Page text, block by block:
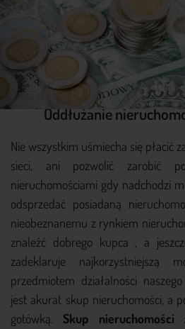
Oddłużanie
Nie wszystkim uśmiecha się płacić
sieci, ani pozwolić zarobić
nieruchomościami gdy nadchodzi
odsprzedać posiadaną
nieobeznanemu z rynkiem
znaleźć dobrego kupca , a
zadeklaruje najkorzystniejszą
przedmiotem działalności
jest akurat skup nieruchomości, a
gotówką. Skup nieruchomości